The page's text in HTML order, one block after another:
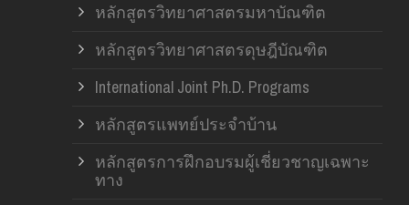
หลักสูตรวิทยาศาสตรมหาบัณฑิต
หลักสูตรวิทยาศาสตรดุษฎีบัณฑิต
International Joint Ph.D. Programs
หลักสูตรแพทย์ประจำบ้าน
หลักสูตรการฝึกอบรมผู้เชี่ยวชาญเฉพาะ
ทาง